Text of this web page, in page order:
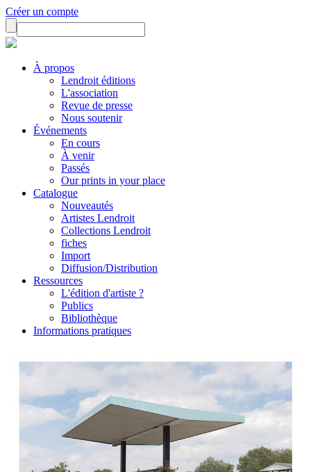
Créer un compte
À propos
Lendroit éditions
L'association
Revue de presse
Nous soutenir
Événements
En cours
À venir
Passés
Our prints in your place
Catalogue
Nouveautés
Artistes Lendroit
Collections Lendroit
fiches
Import
Diffusion/Distribution
Ressources
L'édition d'artiste ?
Publics
Bibliothèque
Informations pratiques